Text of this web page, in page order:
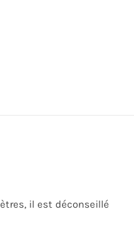
il est déconseillé